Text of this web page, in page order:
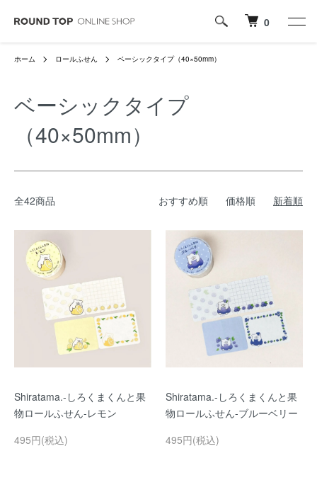
0
ホーム ロールふせん ベーシックタイプ（40×50mm）
ベーシックタイプ
（40×50mm）
全42商品 おすすめ順 価格順 新着順
Shiratama.-しろくまくんと果
物ロールふせん-レモン
495円(税込)
Shiratama.-しろくまくんと果
物ロールふせん-ブルーベリー
495円(税込)